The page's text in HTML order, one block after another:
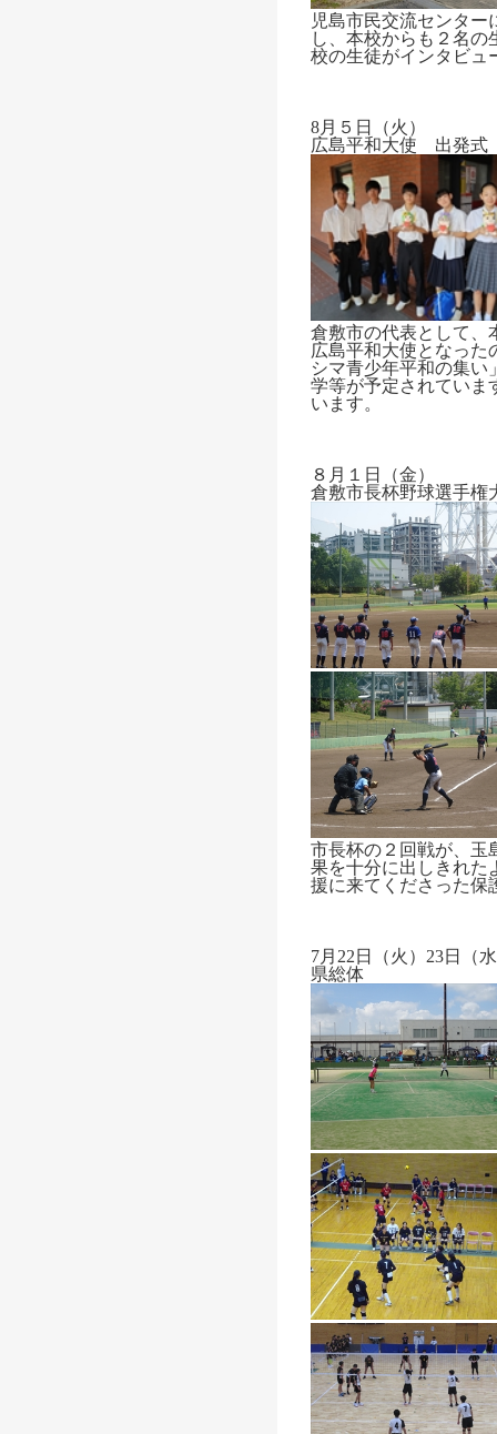
児島市民交流センタ
し、本校からも２名
校の生徒がインタビュ
8月５日（火）
広島平和大使 出発式
倉敷市の代表として、
広島平和大使となった
シマ青少年平和の集い
学等が予定されていま
います。
８月１日（金）
倉敷市長杯野球選手
市長杯の２回戦が、玉
果を十分に出しきれた
援に来てくださった保
7月22日（火）23日（
県総体